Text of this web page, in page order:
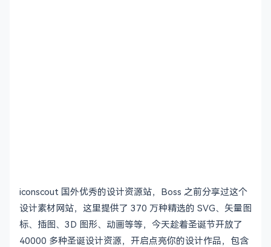
iconscout 国外优秀的设计资源站，Boss 之前分享过这个
设计素材网站，这里提供了 370 万种精选的 SVG、矢量图
标、插图、3D 图形、动画等等，今天趁着圣诞节开放了
40000 多种圣诞设计资源，开启点亮你的设计作品，包含